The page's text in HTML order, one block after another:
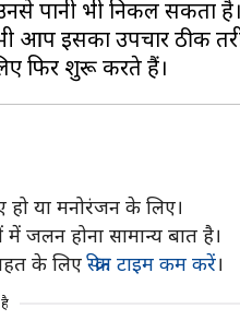
पानी भी निकल सकता है।
आप इसका उपचार ठीक
या मनोरंजन के लिए।
होना सामान्य बात है।
के लिएस्क्रीन टाइम कम करें।